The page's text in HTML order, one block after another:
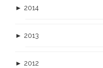
► 2014
► 2013
► 2012